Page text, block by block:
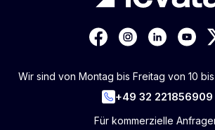
Wir sind von Montag bis Freitag von 10
+49 32 221856909
Für kommerzielle